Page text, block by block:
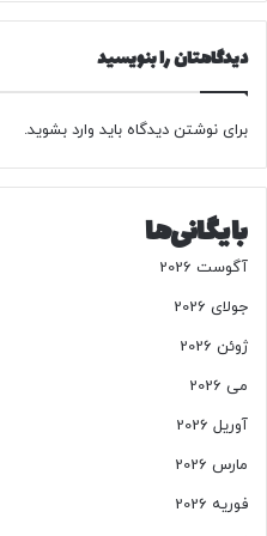
د
ر
و
ر
ا
د
ی
ب
چ
ش
م
ی‌
و
دیدگاهتان را بنویسید
برای نوشتن دیدگاه باید وارد بشوید.
بایگانی‌ها
آگوست 2026
جولای 2026
ژوئن 2026
می 2026
آوریل 2026
مارس 2026
فوریه 2026